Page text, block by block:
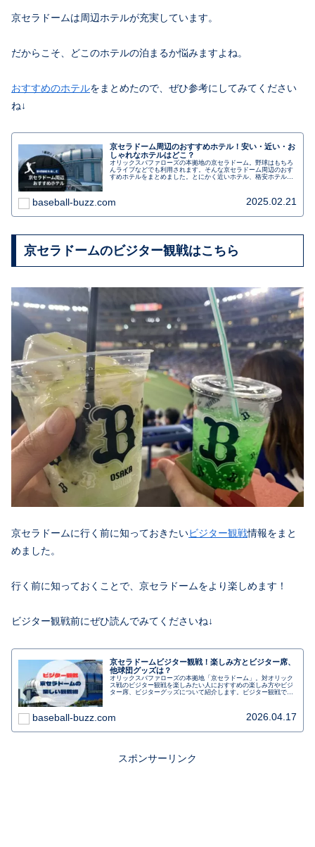
京セラドームは周辺ホテルが充実しています。
だからこそ、どこのホテルの泊まるか悩みますよね。
おすすめのホテルをまとめたので、ぜひ参考にしてみてください
ね↓
京セラドーム周辺のおすすめホテル！安い・近い・お
しゃれなホテルはどこ？
オリックスバファローズの本拠地の京セラドーム。野球はもちろ
んライブなどでも利用されます。そんな京セラドーム周辺のおす
すめホテルをまとめました。とにかく近いホテル、格安ホテル、
baseball-buzz.com 2025.02.21
京セラドームのビジター観戦はこちら
京セラドームに行く前に知っておきたいビジター観戦情報をまと
めました。
行く前に知っておくことで、京セラドームをより楽しめます！
ビジター観戦前にぜひ読んでみてくださいね↓
京セラドームビジター観戦！楽しみ方とビジター席、
他球団グッズは？
オリックスバファローズの本拠地「京セラドーム」。対オリック
ス戦のビジター観戦を楽しみたい人におすすめの楽しみ方やビジ
ター席、ビジターグッズについて紹介します。ビジター観戦で気
baseball-buzz.com 2026.04.17
スポンサーリンク